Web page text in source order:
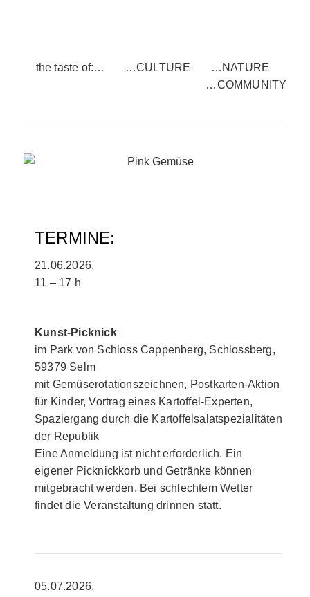
the taste of:… …CULTURE
…NATURE
…COMMUNITY
TERMINE:
21.06.2026,
11 – 17 h
Kunst-Picknick
im Park von Schloss Cappenberg, Schlossberg,
59379 Selm
mit Gemüserotationszeichnen, Postkarten-Aktion
für Kinder, Vortrag eines Kartoffel-Experten,
Spaziergang durch die Kartoffelsalatspezialitäten
der Republik
Eine Anmeldung ist nicht erforderlich. Ein
eigener Picknickkorb und Getränke können
mitgebracht werden. Bei schlechtem Wetter
findet die Veranstaltung drinnen statt.
05.07.2026,